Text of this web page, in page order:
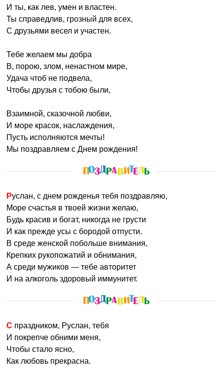
И ты, как лев, умен и властен.
Ты справедлив, грозный для всех,
С друзьями весел и участен.
Тебе желаем мы добра
В, порою, злом, ненастном мире,
Удача чтоб не подвела,
Чтобы друзья с тобою были,
Взаимной, сказочной любви,
И море красок, наслаждения,
Пусть исполняются мечты!
Мы поздравляем с Днем рождения!
Руслан, с днем рожденья тебя поздравляю,
Море счастья в твоей жизни желаю,
Будь красив и богат, никогда не грусти
И как прежде усы с бородой отпусти.
В среде женской побольше внимания,
Крепких рукопожатий и обнимания,
А среди мужиков — тебе авторитет
И на алкоголь здоровый иммунитет.
С праздником, Руслан, тебя
И покрепче обними меня,
Чтобы стало ясно,
Как любовь прекрасна.